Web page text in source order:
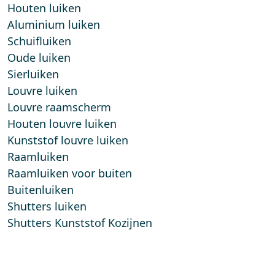
Houten luiken
Aluminium luiken
Schuifluiken
Oude luiken
Sierluiken
Louvre luiken
Louvre raamscherm
Houten louvre luiken
Kunststof louvre luiken
Raamluiken
Raamluiken voor buiten
Buitenluiken
Shutters luiken
Shutters Kunststof Kozijnen